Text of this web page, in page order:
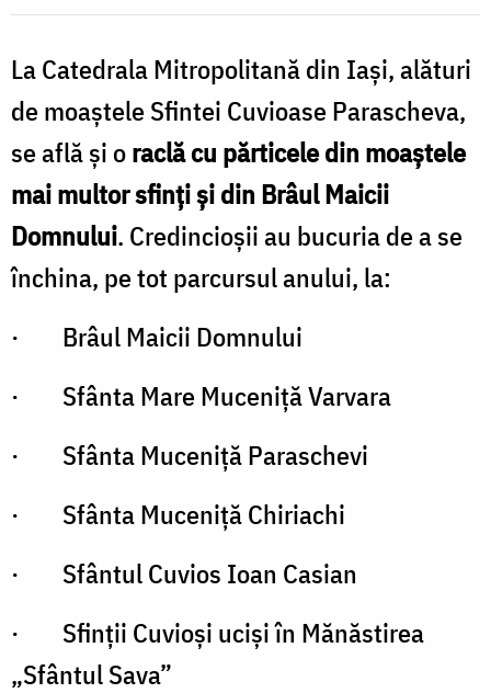
La Catedrala Mitropolitană din Iași, alături
de moaștele Sfintei Cuvioase Parascheva,
se află și oraclă cu părticele din moaștele
mai multor sfinți și din Brâul Maicii
Domnului. Credincioșii au bucuria de a se
închina, pe tot parcursul anului, la:
· Brâul Maicii Domnului
· Sfânta Mare Muceniță Varvara
· Sfânta Muceniță Paraschevi
· Sfânta Muceniță Chiriachi
· Sfântul Cuvios Ioan Casian
· Sfinții Cuvioși ucişi în Mănăstirea
„Sfântul Sava”